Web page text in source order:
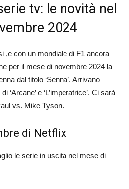
tv: le novità nel
2024
,e con un mondiale di F1 ancora
per il mese di novembre 2024 la
dal titolo ‘Senna’. Arrivano
‘Arcane’ e ‘L’imperatrice’. Ci sarà
vs. Mike Tyson.
di Netflix
le serie in uscita nel mese di